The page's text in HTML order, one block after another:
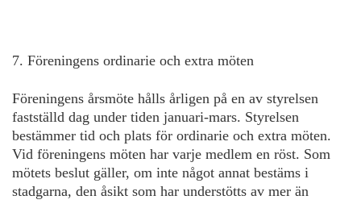
7. Föreningens ordinarie och extra möten
Föreningens årsmöte hålls årligen på en av styrelsen
fastställd dag under tiden januari-mars. Styrelsen
bestämmer tid och plats för ordinarie och extra möten.
Vid föreningens möten har varje medlem en röst. Som
mötets beslut gäller, om inte något annat bestäms i
stadgarna, den åsikt som har understötts av mer än